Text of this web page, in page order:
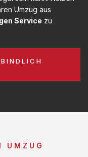
Umzug aus
Service zu
UMZUG